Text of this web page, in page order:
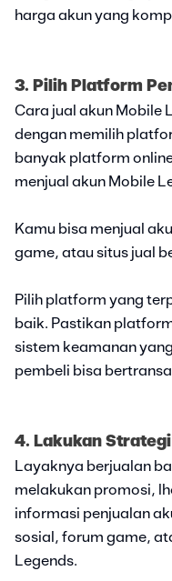
harga akun yang
3. Pilih Platform
Cara jual akun Mobile
dengan memilih
banyak platform
menjual akun Mobile
Kamu bisa menjual
game, atau situs jual
Pilih platform yang
baik. Pastikan
sistem keamanan
pembeli bisa
4. Lakukan
Layaknya berjualan
melakukan promosi,
informasi penjualan
sosial, forum game,
Legends.